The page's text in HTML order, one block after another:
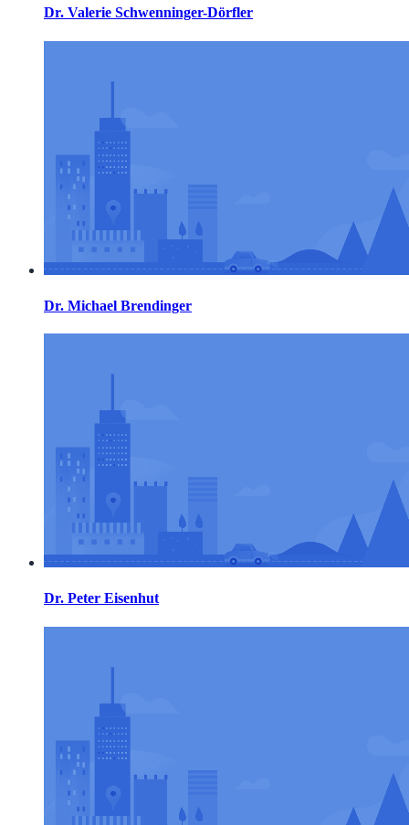
Dr. Valerie Schwenninger-Dörfler
Dr. Michael Brendinger
Dr. Peter Eisenhut